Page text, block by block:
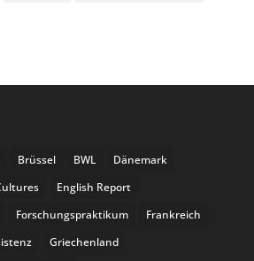
Brüssel BWL
Dänemark
English Report
Forschungspraktikum
Frankreich
Griechenland